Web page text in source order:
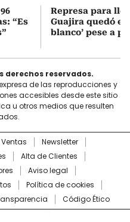
“Es
Represa para
Guajira quedó en
blanco’ pese a
derechos reservados.
de las reproducciones y
accesibles desde este sitio
u otros medios que resulten
Newsletter
Alta de Clientes
Aviso legal
Política de cookies
Código Ético